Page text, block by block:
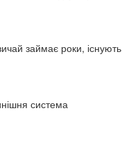
займає роки, існують
система